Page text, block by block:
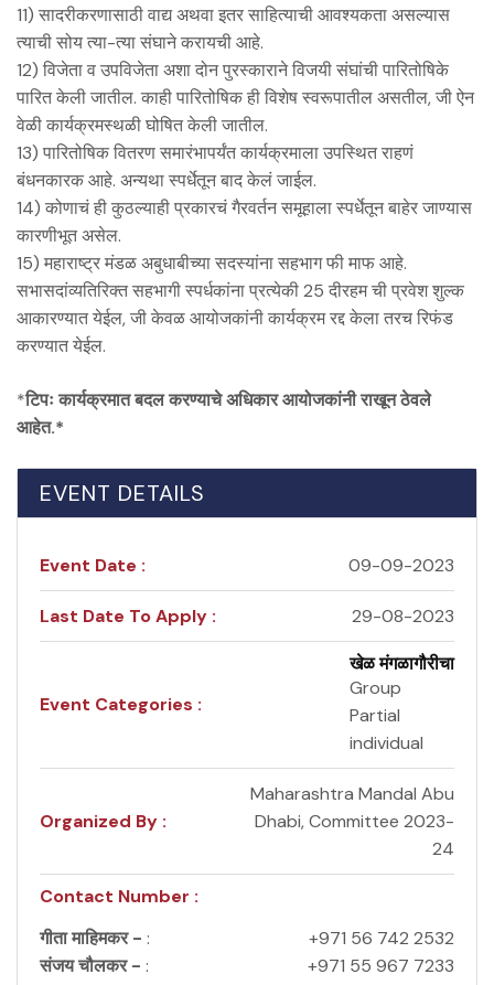
11) सादरीकरणासाठी वाद्य अथवा इतर साहित्याची आवश्‍यकता असल्यास
त्याची सोय त्या-त्या संघाने करायची आहे.
12) विजेता व उपविजेता अशा दोन पुरस्काराने विजयी संघांची पारितोषिके
पारित केली जातील. काही पारितोषिक ही विशेष स्वरूपातील असतील, जी ऐन
वेळी कार्यक्रमस्थळी घोषित केली जातील.
13) पारितोषिक वितरण समारंभापर्यंत कार्यक्रमाला उपस्थित राहणं
बंधनकारक आहे. अन्यथा स्पर्धेतून बाद केलं जाईल.
14) कोणाचं ही कुठल्याही प्रकारचं गैरवर्तन समूहाला स्पर्धेतून बाहेर जाण्यास
कारणीभूत असेल.
15) महाराष्ट्र मंडळ अबुधाबीच्या सदस्यांना सहभाग फी माफ आहे.
सभासदांव्यतिरिक्त सहभागी स्पर्धकांना प्रत्येकी 25 दीरहम ची प्रवेश शुल्क
आकारण्यात येईल, जी केवळ आयोजकांनी कार्यक्रम रद्द केला तरच रिफंड
करण्यात येईल.
*टिपः कार्यक्रमात बदल करण्याचे अधिकार आयोजकांनी राखून ठेवले
आहेत.*
EVENT DETAILS
Event Date : 09-09-2023
Last Date To Apply : 29-08-2023
Event Categories :
खेळ मंगळागौरीचा
Group
Partial
individual
Organized By :
Maharashtra Mandal Abu
Dhabi, Committee 2023-
24
Contact Number :
गीता माहिमकर - :
+971 56 742 2532
संजय चौलकर - : +971 55 967 7233